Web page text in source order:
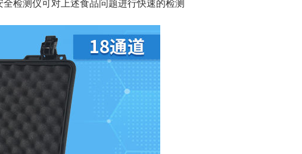
全检测仪可对上述食品问题进行快速的检测